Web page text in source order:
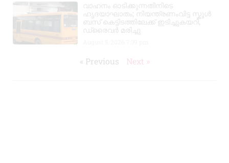
വാഹനം ഓടിക്കുന്നതിനിടെ
ഹൃദയാഘാതം; നിയന്ത്രണംവിട്ട സ്കൂൾ
ബസ് കെട്ടിടത്തിലേക്ക് ഇടിച്ചുകയറി,
ഡ്രൈവർ മരിച്ചു
« Previous Next »